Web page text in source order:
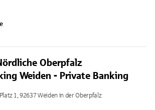
Oberpfalz
Weiden - Private Banking
1, 92637 Weiden in der Oberpfalz